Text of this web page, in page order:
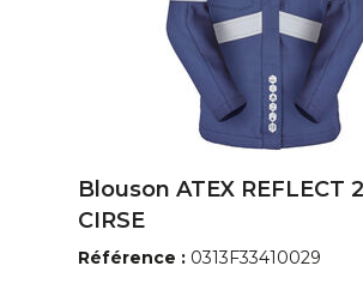
Blouson ATEX REFLECT
CIRSE
Référence : 0313F33410029